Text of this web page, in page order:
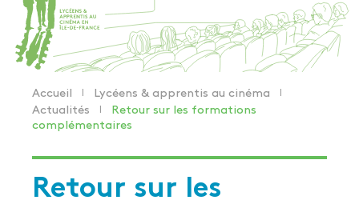
Fil
d'Ariane
Accueil
Lycéens & apprentis au cinéma
Actualités
Retour sur les formations
complémentaires
Retour sur les